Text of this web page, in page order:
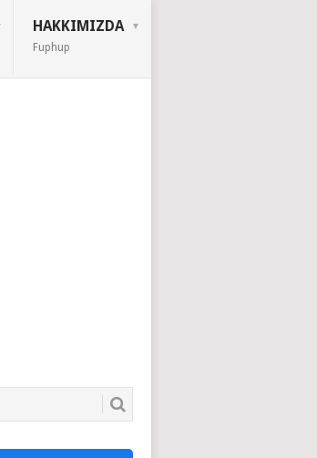
HAKKIMIZDA
Fuphup